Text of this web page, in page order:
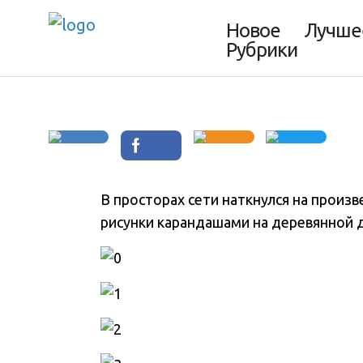
Новое
Рубрики
деревянной
В просторах сети наткнулся на
рисунки карандашами на деревянной